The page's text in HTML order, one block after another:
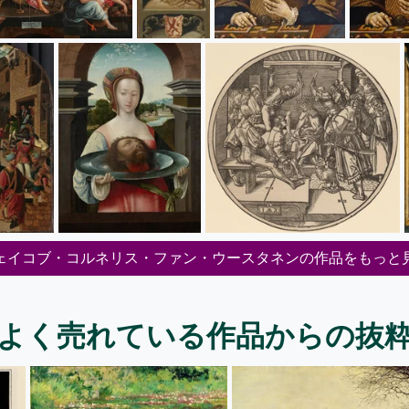
イコブ・コルネリス・ファン・ウースタネンの作品をもっと
く売れている作品からの抜